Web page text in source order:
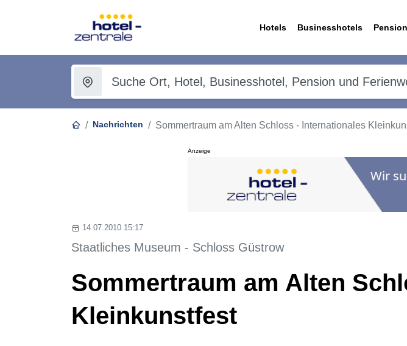
Hotels Businesshotels
Nachrichten Sommertraum am Alten Schloss - Internationales
Anzeige
14.07.2010 15:17
Staatliches Museum - Schloss Güstrow
Sommertraum am Alten
Kleinkunstfest